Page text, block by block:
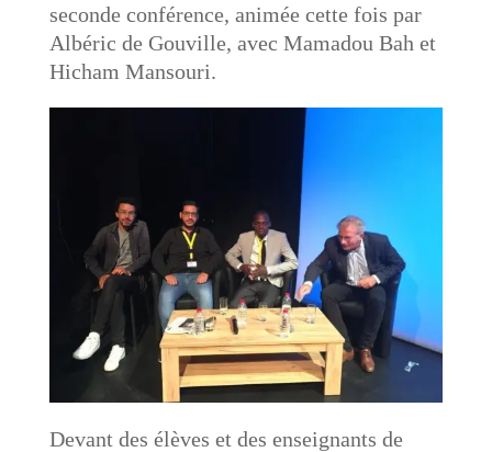
seconde conférence, animée cette fois par
Albéric de Gouville, avec Mamadou Bah et
Hicham Mansouri.
Devant des élèves et des enseignants de